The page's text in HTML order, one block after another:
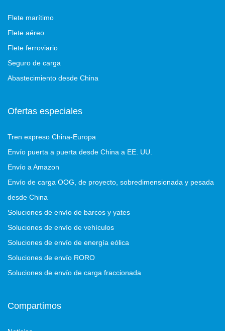
Flete marítimo
Flete aéreo
Flete ferroviario
Seguro de carga
Abastecimiento desde China
Ofertas especiales
Tren expreso China-Europa
Envío puerta a puerta desde China a EE. UU.
Envío a Amazon
Envío de carga OOG, de proyecto, sobredimensionada y pesada
desde China
Soluciones de envío de barcos y yates
Soluciones de envío de vehículos
Soluciones de envío de energía eólica
Soluciones de envío RORO
Soluciones de envío de carga fraccionada
Compartimos